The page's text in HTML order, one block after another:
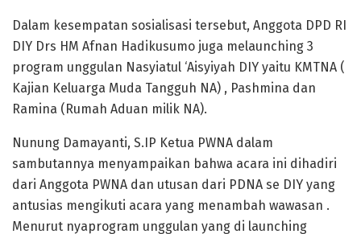
Dalam kesempatan sosialisasi tersebut, Anggota DPD RI
DIY Drs HM Afnan Hadikusumo juga melaunching 3
program unggulan Nasyiatul ‘Aisyiyah DIY yaitu KMTNA (
Kajian Keluarga Muda Tangguh NA) , Pashmina dan
Ramina (Rumah Aduan milik NA).
Nunung Damayanti, S.IP Ketua PWNA dalam
sambutannya menyampaikan bahwa acara ini dihadiri
dari Anggota PWNA dan utusan dari PDNA se DIY yang
antusias mengikuti acara yang menambah wawasan .
Menurut nyaprogram unggulan yang di launching